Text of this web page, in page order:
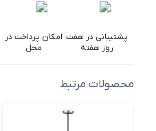
پشتیبانی در هفت
روز هفته
امکان پرداخت در
محل
محصولات مرتبط